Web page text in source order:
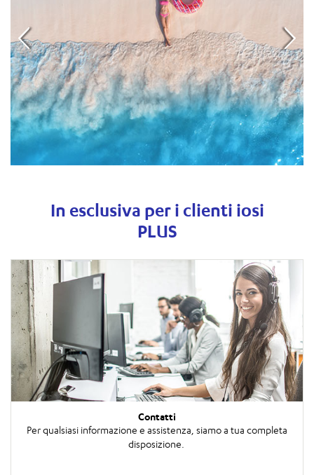
In esclusiva per i clienti iosi
PLUS
Contatti
Per qualsiasi informazione e assistenza, siamo a tua completa
disposizione.